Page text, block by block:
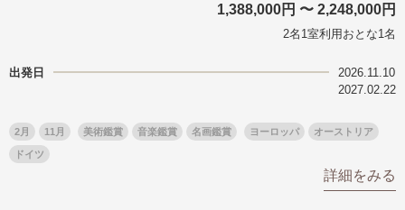
1,388,000円 〜 2,248,000円
2名1室利用おとな1名
出発日
2026.11.10
2027.02.22
2月 11月 美術鑑賞 音楽鑑賞 名画鑑賞 ヨーロッパ オーストリア
ドイツ
詳細をみる